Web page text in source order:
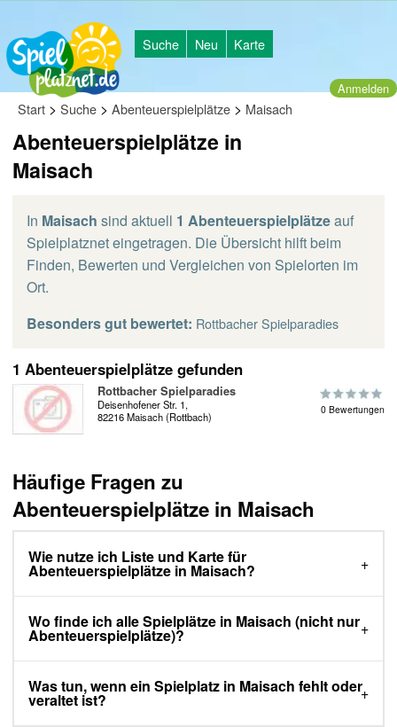
Suche Neu Karte
Anmelden
Start > Suche > Abenteuerspielplätze > Maisach
Abenteuerspielplätze in
Maisach
In Maisach sind aktuell 1 Abenteuerspielplätzeauf
Spielplatznet eingetragen. Die Übersicht hilft beim
Finden, Bewerten und Vergleichen von Spielorten im
Ort.
Besonders gut bewertet: Rottbacher Spielparadies
1 Abenteuerspielplätze gefunden
Rottbacher Spielparadies
Deisenhofener Str. 1,
82216 Maisach (Rottbach)
0 Bewertungen
Häufige Fragen zu
Abenteuerspielplätze in Maisach
Wie nutze ich Liste und Karte für
Abenteuerspielplätze in Maisach?
Wo finde ich alle Spielplätze in Maisach (nicht nur
Abenteuerspielplätze)?
Was tun, wenn ein Spielplatz in Maisach fehlt oder
veraltet ist?